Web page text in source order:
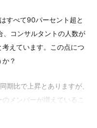
すべて90パーセント超と
、コンサルタントの人数が
えています。この点につ
か？
期比で上昇とありますが、
メンバーが増えているこ